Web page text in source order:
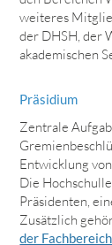
weiteres
der DHSH, der
akademischen
Präsidium
Zentrale
Entwicklung
Die
Präsidenten,
Zusätzlich
der